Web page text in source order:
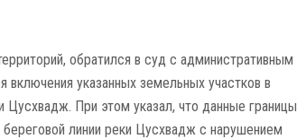
обратился в суд с административным
указанных земельных участков в
При этом указал, что данные границы
линии реки Цусхвадж с нарушением